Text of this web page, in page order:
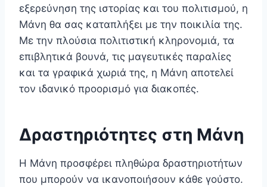
εξερεύνηση της ιστορίας και του πολιτισμού, η
Μάνη θα σας καταπλήξει με την ποικιλία της.
Με την πλούσια πολιτιστική κληρονομιά, τα
επιβλητικά βουνά, τις μαγευτικές παραλίες
και τα γραφικά χωριά της, η Μάνη αποτελεί
τον ιδανικό προορισμό για διακοπές.
Δραστηριότητες στη Μάνη
Η Μάνη προσφέρει πληθώρα δραστηριοτήτων
που μπορούν να ικανοποιήσουν κάθε γούστο.